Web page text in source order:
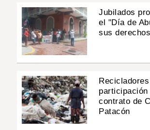
Jubilados
el "Día de
sus derechos
participación
contrato de
Patacón